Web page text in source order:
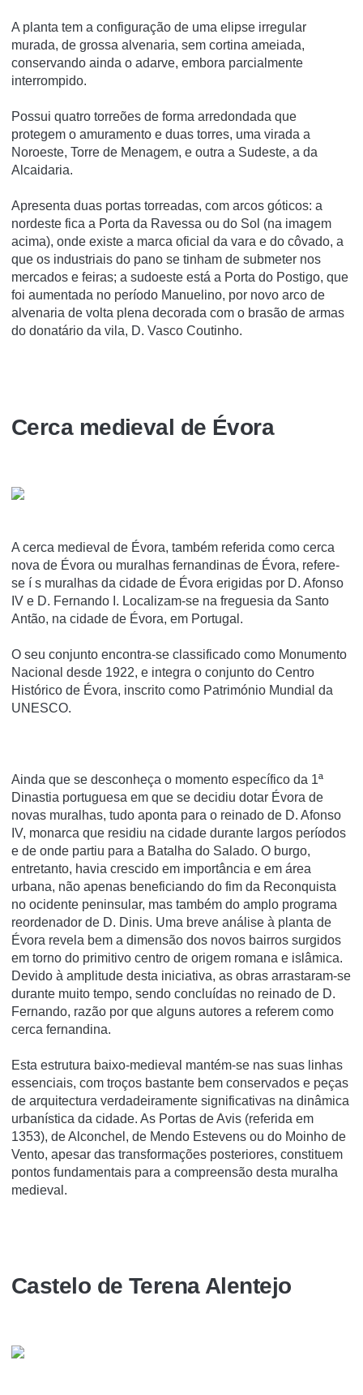
A planta tem a configuração de uma elipse irregular
murada, de grossa alvenaria, sem cortina ameiada,
conservando ainda o adarve, embora parcialmente
interrompido.
Possui quatro torreões de forma arredondada que
protegem o amuramento e duas torres, uma virada a
Noroeste, Torre de Menagem, e outra a Sudeste, a da
Alcaidaria.
Apresenta duas portas torreadas, com arcos góticos: a
nordeste fica a Porta da Ravessa ou do Sol (na imagem
acima), onde existe a marca oficial da vara e do côvado, a
que os industriais do pano se tinham de submeter nos
mercados e feiras; a sudoeste está a Porta do Postigo, que
foi aumentada no período Manuelino, por novo arco de
alvenaria de volta plena decorada com o brasão de armas
do donatário da vila, D. Vasco Coutinho.
Cerca medieval de Évora
A cerca medieval de Évora, também referida como cerca
nova de Évora ou muralhas fernandinas de Évora, refere-
se í s muralhas da cidade de Évora erigidas por D. Afonso
IV e D. Fernando I. Localizam-se na freguesia da Santo
Antão, na cidade de Évora, em Portugal.
O seu conjunto encontra-se classificado como Monumento
Nacional desde 1922, e integra o conjunto do Centro
Histórico de Évora, inscrito como Património Mundial da
UNESCO.
Ainda que se desconheça o momento específico da 1ª
Dinastia portuguesa em que se decidiu dotar Évora de
novas muralhas, tudo aponta para o reinado de D. Afonso
IV, monarca que residiu na cidade durante largos períodos
e de onde partiu para a Batalha do Salado. O burgo,
entretanto, havia crescido em importância e em área
urbana, não apenas beneficiando do fim da Reconquista
no ocidente peninsular, mas também do amplo programa
reordenador de D. Dinis. Uma breve análise à planta de
Évora revela bem a dimensão dos novos bairros surgidos
em torno do primitivo centro de origem romana e islâmica.
Devido à amplitude desta iniciativa, as obras arrastaram-se
durante muito tempo, sendo concluídas no reinado de D.
Fernando, razão por que alguns autores a referem como
cerca fernandina.
Esta estrutura baixo-medieval mantém-se nas suas linhas
essenciais, com troços bastante bem conservados e peças
de arquitectura verdadeiramente significativas na dinâmica
urbanística da cidade. As Portas de Avis (referida em
1353), de Alconchel, de Mendo Estevens ou do Moinho de
Vento, apesar das transformações posteriores, constituem
pontos fundamentais para a compreensão desta muralha
medieval.
Castelo de Terena Alentejo